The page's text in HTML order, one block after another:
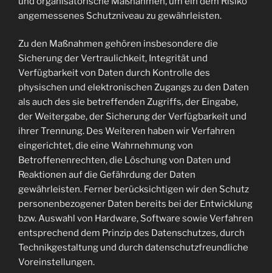
angemessenes Schutzniveau zu gewährleisten.
Zu den Maßnahmen gehören insbesondere die
Sicherung der Vertraulichkeit, Integrität und
Verfügbarkeit von Daten durch Kontrolle des
physischen und elektronischen Zugangs zu den Daten
als auch des sie betreffenden Zugriffs, der Eingabe,
der Weitergabe, der Sicherung der Verfügbarkeit und
ihrer Trennung. Des Weiteren haben wir Verfahren
eingerichtet, die eine Wahrnehmung von
Betroffenenrechten, die Löschung von Daten und
Reaktionen auf die Gefährdung der Daten
gewährleisten. Ferner berücksichtigen wir den Schutz
personenbezogener Daten bereits bei der Entwicklung
bzw. Auswahl von Hardware, Software sowie Verfahren
entsprechend dem Prinzip des Datenschutzes, durch
Technikgestaltung und durch datenschutzfreundliche
Voreinstellungen.